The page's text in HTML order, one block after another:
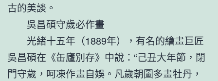
古的美談。
吳昌碩守歲必作畫
光緒十五年（1889年），有名的繪畫巨匠
吳昌碩在《缶廬別存》中說：“己丑大年節，閉
門守歲，呵凍作畫自娛。凡歲朝圖多畫牡丹，